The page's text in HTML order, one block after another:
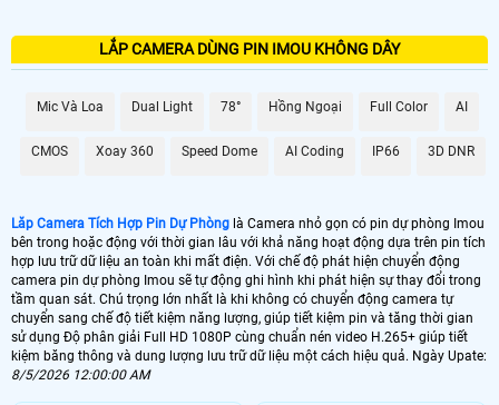
phân giải Full HD 1080P, giúp bạn quan sát mọi chi tiết một cách rõ nét và sắc
nét. chuẩn nén video H.265+ tiên tiến giúp tiết kiệm dung lượng lưu trữ trong
mà không lo sợ bị lỗi hay mất mát.
trong việc giám sát mà còn được ổn hơn với chất lượng hình ảnh và dữ liệu lưu
trữ đỉnh cao, đáp ứng mọi nhu cầu của bạn trong việc theo dõi và bảo vệ an
LẮP CAMERA DÙNG PIN IMOU KHÔNG DÂY
Mic Và Loa Dual Light 78° Hồng Ngoại Full Color AI
CMOS Xoay 360 Speed Dome AI Coding IP66 3D DNR
Lăp Camera Tích Hợp Pin Dự Phòng là Camera nhỏ gọn có pin dự phòng Imou
bên trong hoặc động với thời gian lâu với khả năng hoạt động dựa trên pin tích
hợp lưu trữ dữ liệu an toàn khi mất điện. Với chế độ phát hiện chuyển động
camera pin dự phòng Imou sẽ tự động ghi hình khi phát hiện sự thay đổi trong
tầm quan sát. Chú trọng lớn nhất là khi không có chuyển động camera tự
chuyển sang chế độ tiết kiệm năng lượng, giúp tiết kiệm pin và tăng thời gian
sử dụng Độ phân giải Full HD 1080P cùng chuẩn nén video H.265+ giúp tiết
kiệm băng thông và dung lượng lưu trữ dữ liệu một cách hiệu quả. Ngày Upate:
8/5/2026 12:00:00 AM